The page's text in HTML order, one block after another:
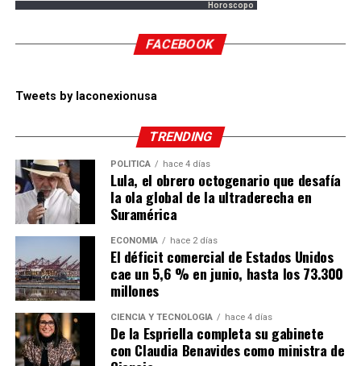
Horoscopo
FACEBOOK
Tweets by laconexionusa
TRENDING
POLÍTICA hace 4 días
Lula, el obrero octogenario que desafía
la ola global de la ultraderecha en
Suramérica
ECONOMÍA hace 2 días
El déficit comercial de Estados Unidos
cae un 5,6 % en junio, hasta los 73.300
millones
CIENCIA Y TECNOLOGÍA hace 4 días
De la Espriella completa su gabinete
con Claudia Benavides como ministra de